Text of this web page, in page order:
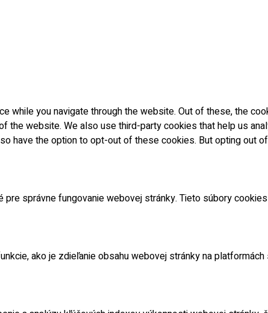
while you navigate through the website. Out of these, the
the website. We also use third-party cookies that help us
have the option to opt-out of these cookies. But opting
správne fungovanie webovej stránky. Tieto súbory
ako je zdieľanie obsahu webovej stránky na